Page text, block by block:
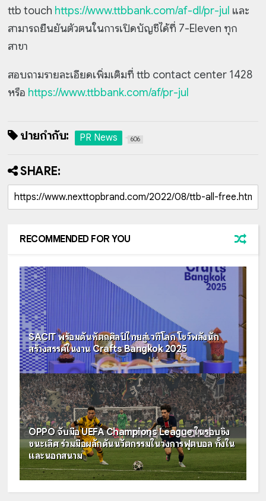
ttb touch https://www.ttbbank.com/af-dl/pr-jul และ
สามารถยืนยันตัวตนในการเปิดบัญชีได้ที่ 7-Eleven ทุก
สาขา
สอบถามรายละเอียดเพิ่มเติมที่ ttb contact center 1428
หรือ https://www.ttbbank.com/af/pr-jul
ป้ายกำกับ: PR News 606
SHARE:
RECOMMENDED FOR YOU
SACIT พร้อมดันหัตถศิลป์ไทยสู่เวทีโลก โชว์พลังนัก
สร้างสรรค์ในงาน Crafts Bangkok 2025
OPPO จับมือ UEFA Champions League ในรอบชิง
ชนะเลิศ ร่วมมือผลักดันนวัตกรรมในวงการฟุตบอล ทั้งใน
และนอกสนาม